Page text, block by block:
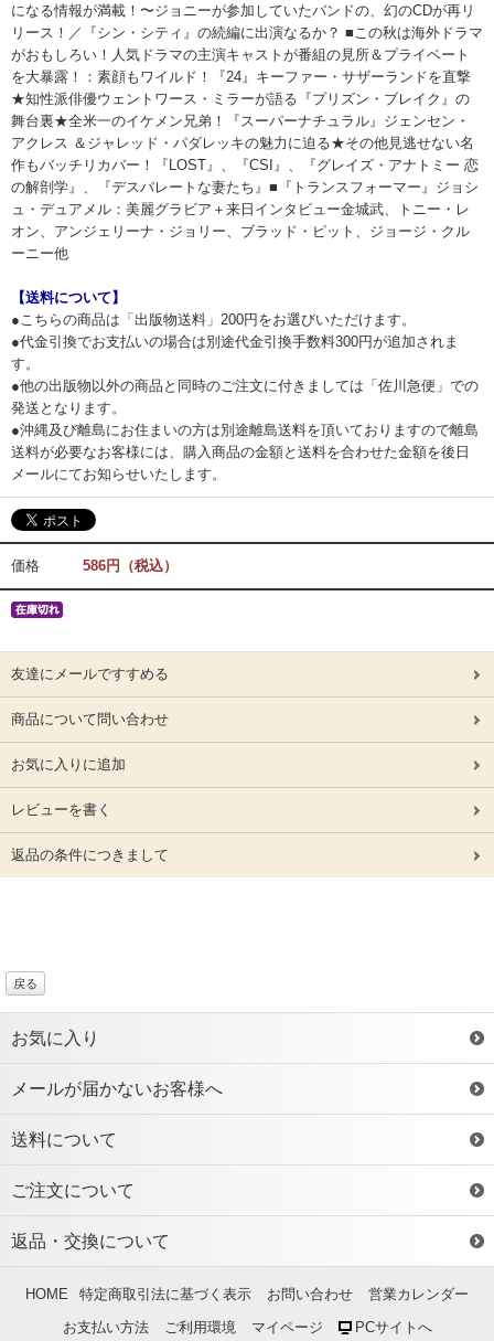
になる情報が満載！〜ジョニーが参加していたバンドの、幻のCDが再リ
リース！／『シン・シティ』の続編に出演なるか？ ■この秋は海外ドラマ
がおもしろい！人気ドラマの主演キャストが番組の見所＆プライベート
を大暴露！：素顔もワイルド！『24』キーファー・サザーランドを直撃
★知性派俳優ウェントワース・ミラーが語る『プリズン・ブレイク』の
舞台裏★全米一のイケメン兄弟！『スーパーナチュラル』ジェンセン・
アクレス ＆ジャレッド・パダレッキの魅力に迫る★その他見逃せない名
作もバッチリカバー！『LOST』、『CSI』、『グレイズ・アナトミー 恋
の解剖学』、『デスパレートな妻たち』■『トランスフォーマー』ジョシ
ュ・デュアメル：美麗グラビア＋来日インタビュー金城武、トニー・レ
オン、アンジェリーナ・ジョリー、ブラッド・ピット、ジョージ・クル
ーニー他
【送料について】
●こちらの商品は「出版物送料」200円をお選びいただけます。
●代金引換でお支払いの場合は別途代金引換手数料300円が追加されま
す。
●他の出版物以外の商品と同時のご注文に付きましては「佐川急便」での
発送となります。
●沖縄及び離島にお住まいの方は別途離島送料を頂いておりますので離島
送料が必要なお客様には、購入商品の金額と送料を合わせた金額を後日
メールにてお知らせいたします。
価格 586円（税込）
友達にメールですすめる
商品について問い合わせ
お気に入りに追加
レビューを書く
返品の条件につきまして
戻る
お気に入り
メールが届かないお客様へ
送料について
ご注文について
返品・交換について
HOME 特定商取引法に基づく表示 お問い合わせ
営業カレンダー
お支払い方法
ご利用環境 マイページ PCサイトへ